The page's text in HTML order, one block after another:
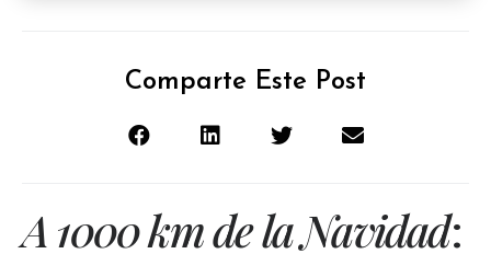
Comparte Este Post
A 1000 km de la Navidad: